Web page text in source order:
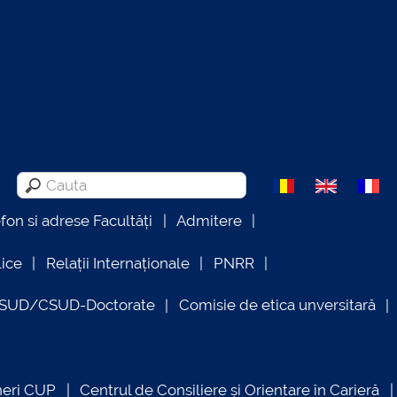
si adrese Facultăți Admitere
Relații Internaționale PNRR
CSUD-Doctorate Comisie de etica unversitară
CUP Centrul de Consiliere și Orientare în Carieră